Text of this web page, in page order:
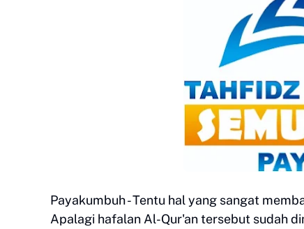
Payakumbuh - Tentu hal yang sangat
Apalagi hafalan Al-Qur'an tersebut sudah